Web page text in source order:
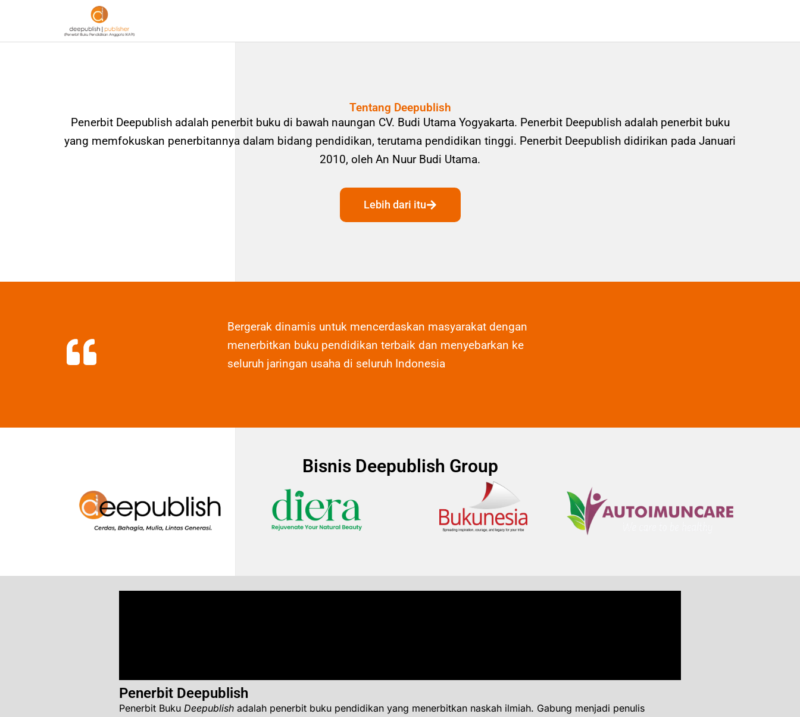
Tentang Deepublish
Penerbit Deepublish adalah penerbit buku di bawah naungan CV. Budi Utama Yogyakarta. Penerbit Deepublish adalah penerbit buku
yang memfokuskan penerbitannya dalam bidang pendidikan, terutama pendidikan tinggi. Penerbit Deepublish didirikan pada Januari
2010, oleh An Nuur Budi Utama.
Lebih dari itu
Bergerak dinamis untuk mencerdaskan masyarakat dengan
menerbitkan buku pendidikan terbaik dan menyebarkan ke
seluruh jaringan usaha di seluruh Indonesia
Bisnis Deepublish Group
Penerbit Deepublish
Penerbit Buku Deepublish adalah penerbit buku pendidikan yang menerbitkan naskah ilmiah. Gabung menjadi penulis